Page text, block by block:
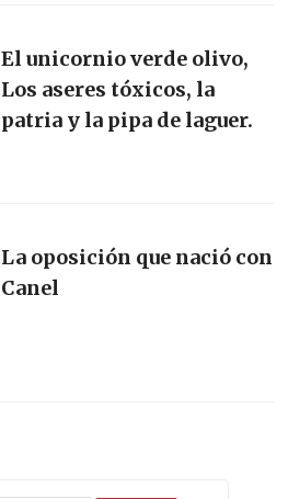
El unicornio verde olivo,
Los aseres tóxicos, la
patria y la pipa de laguer.
La oposición que nació con
Canel